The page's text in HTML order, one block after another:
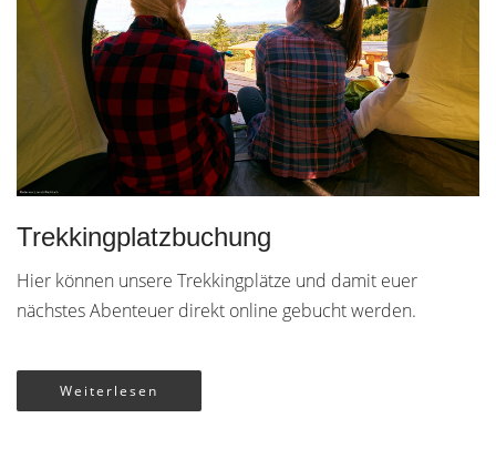
Trekkingplatzbuchung
Hier können unsere Trekkingplätze und damit euer
nächstes Abenteuer direkt online gebucht werden.
Weiterlesen